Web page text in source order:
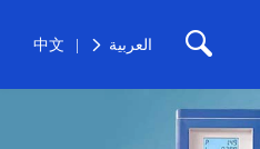
العربية 中文